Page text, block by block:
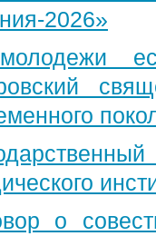
2026»
о